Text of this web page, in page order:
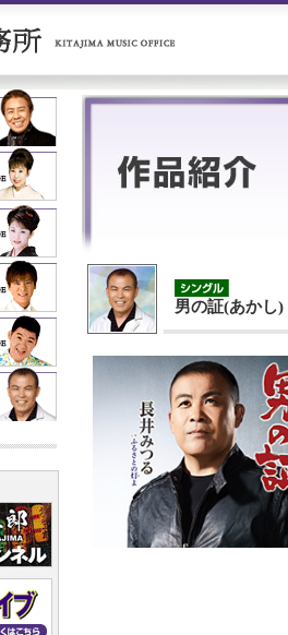
男の証(あかし)